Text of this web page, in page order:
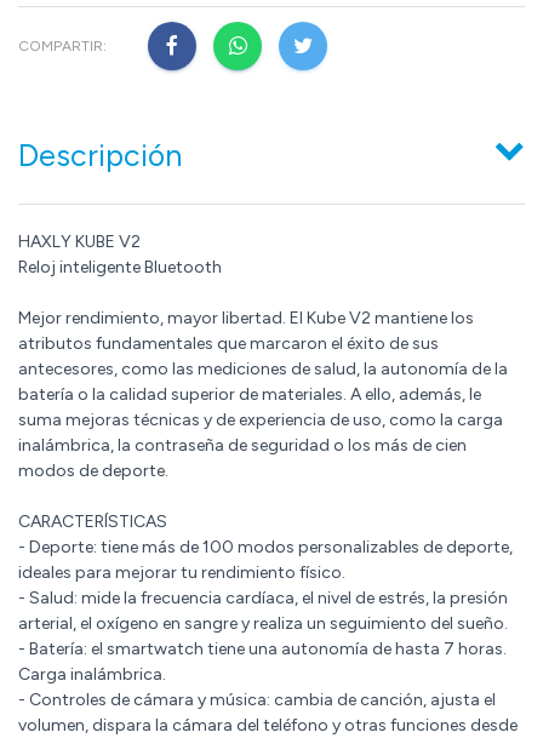
COMPARTIR:
Descripción
HAXLY KUBE V2
Reloj inteligente Bluetooth
Mejor rendimiento, mayor libertad. El Kube V2 mantiene los
atributos fundamentales que marcaron el éxito de sus
antecesores, como las mediciones de salud, la autonomía de la
batería o la calidad superior de materiales. A ello, además, le
suma mejoras técnicas y de experiencia de uso, como la carga
inalámbrica, la contraseña de seguridad o los más de cien
modos de deporte.
CARACTERÍSTICAS
- Deporte: tiene más de 100 modos personalizables de deporte,
ideales para mejorar tu rendimiento físico.
- Salud: mide la frecuencia cardíaca, el nivel de estrés, la presión
arterial, el oxígeno en sangre y realiza un seguimiento del sueño.
- Batería: el smartwatch tiene una autonomía de hasta 7 horas.
Carga inalámbrica.
- Controles de cámara y música: cambia de canción, ajusta el
volumen, dispara la cámara del teléfono y otras funciones desde